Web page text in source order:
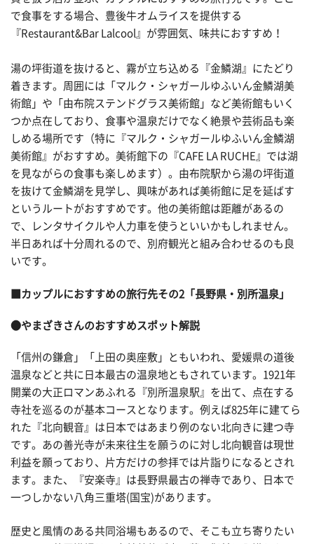
で食事をする場合、豊後牛オムライスを提供する
『Restaurant&Bar Lalcool』が雰囲気、味共におすすめ！
湯の坪街道を抜けると、霧が立ち込める『金鱗湖』にたどり
着きます。周囲には「マルク・シャガールゆふいん金鱗湖美
術館」や「由布院ステンドグラス美術館」など美術館もいく
つか点在しており、食事や温泉だけでなく絶景や芸術品も楽
しめる場所です（特に『マルク・シャガールゆふいん金鱗湖
美術館』がおすすめ。美術館下の『CAFE LA RUCHE』では湖
を見ながらの食事も楽しめます）。由布院駅から湯の坪街道
を抜けて金鱗湖を見学し、興味があれば美術館に足を延ばす
というルートがおすすめです。他の美術館は距離があるの
で、レンタサイクルや人力車を使うといいかもしれません。
半日あれば十分周れるので、別府観光と組み合わせるのも良
いです。
■カップルにおすすめの旅行先その2「長野県・別所温泉」
●やまざきさんのおすすめスポット解説
「信州の鎌倉」「上田の奥座敷」ともいわれ、愛媛県の道後
温泉などと共に日本最古の温泉地ともされています。1921年
開業の大正ロマンあふれる『別所温泉駅』を出て、点在する
寺社を巡るのが基本コースとなります。例えば825年に建てら
れた『北向観音』は日本ではあまり例のない北向きに建つ寺
です。あの善光寺が未来往生を願うのに対し北向観音は現世
利益を願っており、片方だけの参拝では片詣りになるとされ
ます。また、『安楽寺』は長野県最古の禅寺であり、日本で
一つしかない八角三重塔(国宝)があります。
歴史と風情のある共同浴場もあるので、そこも立ち寄りたい